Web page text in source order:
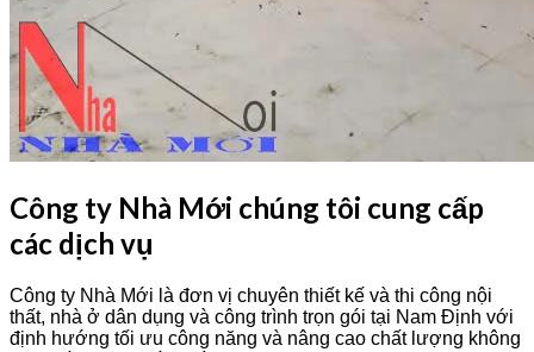
Công ty Nhà Mới chúng tôi cung cấp
các dịch vụ
Công ty Nhà Mới là đơn vị chuyên thiết kế và thi công nội
thất, nhà ở dân dụng và công trình trọn gói tại Nam Định với
định hướng tối ưu công năng và nâng cao chất lượng không